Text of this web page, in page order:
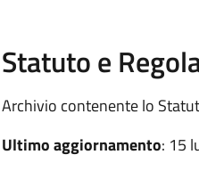
Statuto e
Archivio contenente lo
Ultimo aggiornamento: 15